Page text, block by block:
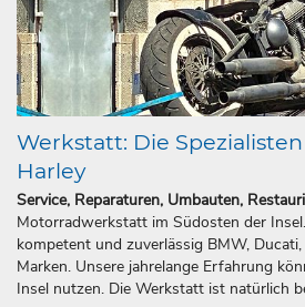
Werkstatt: Die
Harley
Service, Reparaturen, Umbauten,
Motorradwerkstatt im Südosten der
kompetent und zuverlässig BMW,
Marken. Unsere jahrelange Erfahrung
Insel nutzen. Die Werkstatt ist natürlich